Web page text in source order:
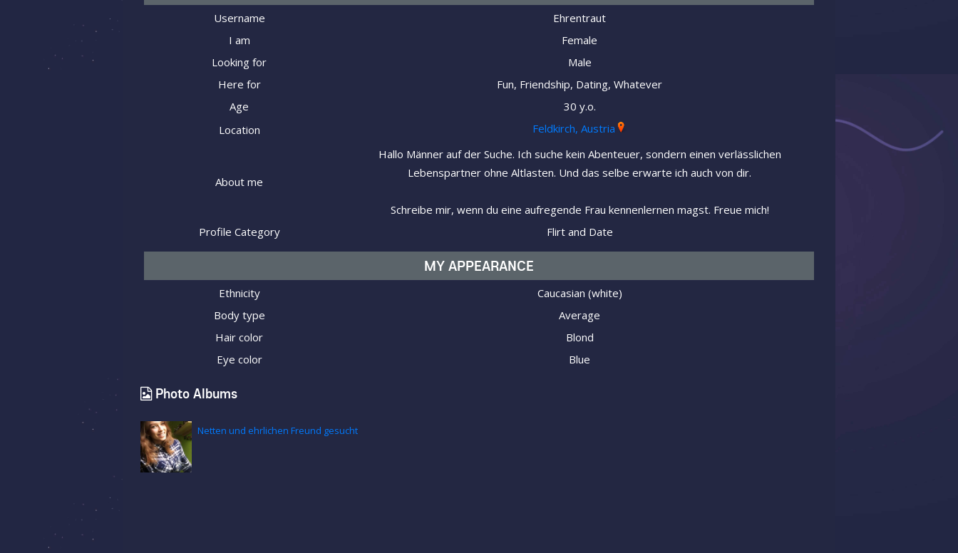
Username
Ehrentraut
I am
Female
Looking for
Male
Here for
Fun, Friendship, Dating, Whatever
Age
30 y.o.
Location
Feldkirch, Austria
About me
Hallo Männer auf der Suche. Ich suche kein Abenteuer, sondern einen verlässlichen
Lebenspartner ohne Altlasten. Und das selbe erwarte ich auch von dir.
Schreibe mir, wenn du eine aufregende Frau kennenlernen magst. Freue mich!
Profile Category
Flirt and Date
MY APPEARANCE
Ethnicity
Caucasian (white)
Body type
Average
Hair color
Blond
Eye color
Blue
Photo Albums
Netten und ehrlichen Freund gesucht